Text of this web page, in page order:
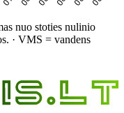
nuo stoties nulinio
· VMS = vandens